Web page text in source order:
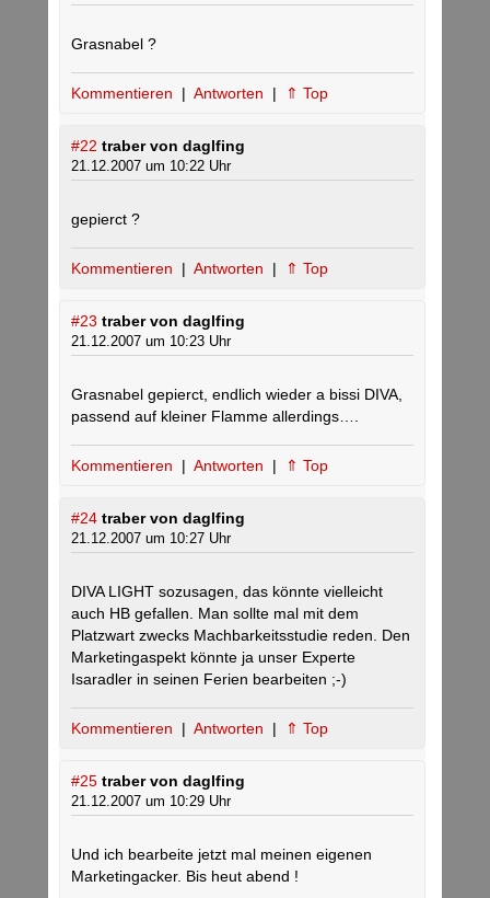
Grasnabel ?
Kommentieren | Antworten | ⇑ Top
#22 traber von daglfing
21.12.2007 um 10:22 Uhr
gepierct ?
Kommentieren | Antworten | ⇑ Top
#23 traber von daglfing
21.12.2007 um 10:23 Uhr
Grasnabel gepierct, endlich wieder a bissi DIVA,
passend auf kleiner Flamme allerdings….
Kommentieren | Antworten | ⇑ Top
#24 traber von daglfing
21.12.2007 um 10:27 Uhr
DIVA LIGHT sozusagen, das könnte vielleicht
auch HB gefallen. Man sollte mal mit dem
Platzwart zwecks Machbarkeitsstudie reden. Den
Marketingaspekt könnte ja unser Experte
Isaradler in seinen Ferien bearbeiten ;-)
Kommentieren | Antworten | ⇑ Top
#25 traber von daglfing
21.12.2007 um 10:29 Uhr
Und ich bearbeite jetzt mal meinen eigenen
Marketingacker. Bis heut abend !